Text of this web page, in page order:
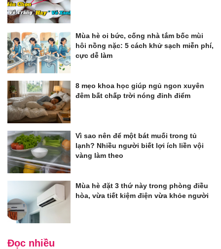
Mùa hè oi bức, cống nhà tắm bốc mùi
hôi nồng nặc: 5 cách khử sạch miễn phí,
cực dễ làm
8 mẹo khoa học giúp ngủ ngon xuyên
đêm bất chấp trời nóng đỉnh điểm
Vì sao nên để một bát muối trong tủ
lạnh? Nhiều người biết lợi ích liền vội
vàng làm theo
Mùa hè đặt 3 thứ này trong phòng điều
hòa, vừa tiết kiệm điện vừa khỏe người
Đọc nhiều